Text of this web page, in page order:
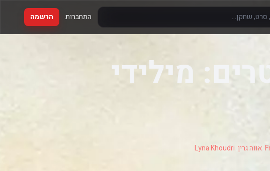
התחברות הרשמה
מילידי
אווה גרין Lyna Khoudri